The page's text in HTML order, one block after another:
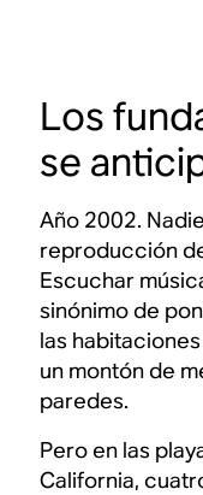
Los
se
Año 2002.
reproducción
Escuchar
sinónimo de
las
un montón de
paredes.
Pero en las
California,